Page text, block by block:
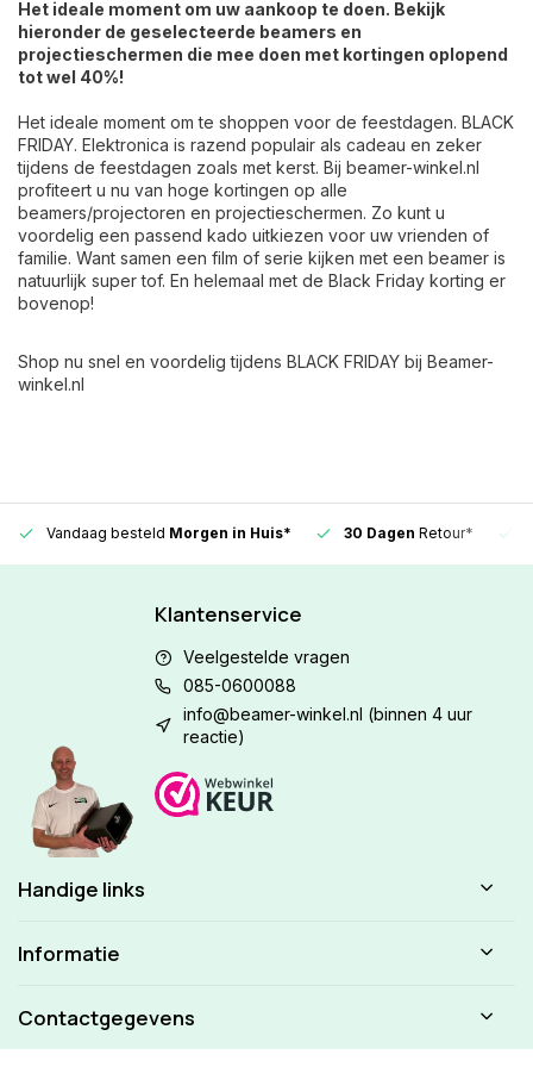
Het ideale moment om uw aankoop te doen. Bekijk
hieronder de geselecteerde beamers en
projectieschermen die mee doen met kortingen oplopend
tot wel 40%!
Het ideale moment om te shoppen voor de feestdagen. BLACK
FRIDAY. Elektronica is razend populair als cadeau en zeker
tijdens de feestdagen zoals met kerst. Bij beamer-winkel.nl
profiteert u nu van hoge kortingen op alle
beamers/projectoren en projectieschermen. Zo kunt u
voordelig een passend kado uitkiezen voor uw vrienden of
familie. Want samen een film of serie kijken met een beamer is
natuurlijk super tof. En helemaal met de Black Friday korting er
bovenop!
Shop nu snel en voordelig tijdens BLACK FRIDAY bij Beamer-
winkel.nl
Vandaag besteld Morgen in Huis* 30 Dagen Retour*
Klantenservice
Veelgestelde vragen
085-0600088
info@beamer-winkel.nl (binnen 4 uur
reactie)
Handige links
Informatie
Contactgegevens